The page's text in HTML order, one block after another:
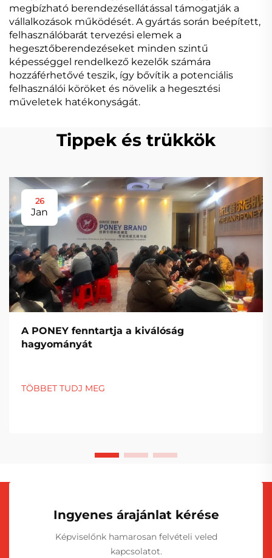
megbízható berendezésellátással támogatják a
vállalkozások működését. A gyártás során beépített,
felhasználóbarát tervezési elemek a
hegesztőberendezéseket minden szintű
képességgel rendelkező kezelők számára
hozzáférhetővé teszik, így bővítik a potenciális
felhasználói köröket és növelik a hegesztési
műveletek hatékonyságát.
Tippek és trükkök
26
Jan
A PONEY fenntartja a kiválóság
hagyományát
TÖBBET TUDJ MEG
Ingyenes árajánlat kérése
Képviselőnk hamarosan felvételi veled
kapcsolatot.